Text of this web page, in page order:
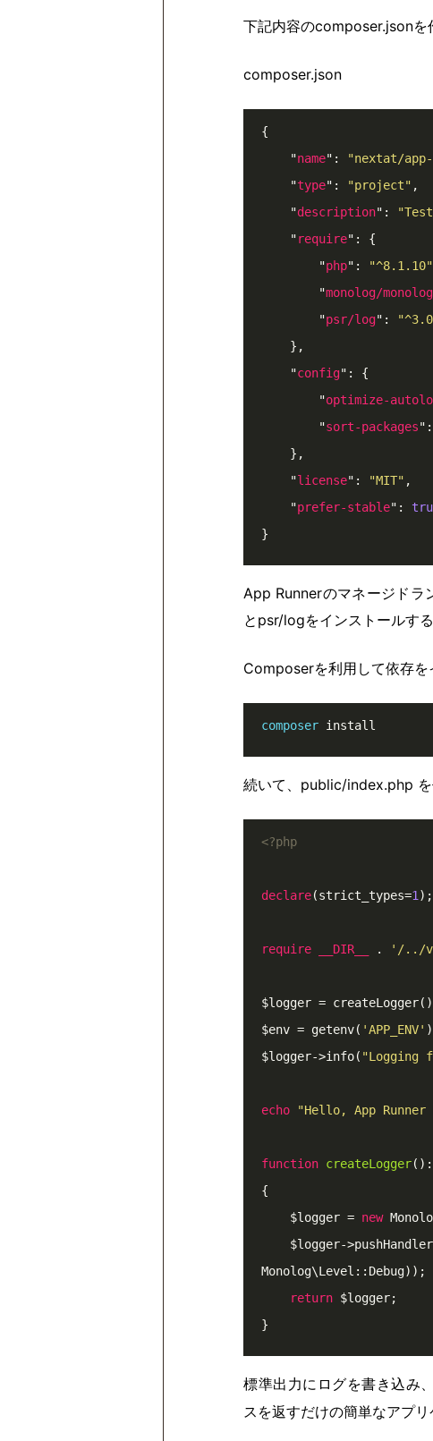
下記内容のcomposer.jsonを
composer.json
{
    "
name": "nextat/app-
    "
type": "project" ,
    "
description":
    "
require": {
        "
php": "^8.1.10"
        "
monolog/monolog
        "
psr/log":
    "
config": {
        "
optimize-
        "
sort-packages":
    "
license": "MIT" ,
    "
prefer-stable":
}
App Runnerのマネージド
とpsr/logをインストールする
Composerを利用して依存を
composer install
続いて、public/index.php を
<?php
declare(strict_types=1 ) ;
require __DIR__ . '/../
$logger = createLogger()
$env = getenv( 'APP_ENV' )
$logger->info( "Logging
echo "Hello, App Runner
function createLogger() :
{
$logger = new M
$logger-
Monolog\L evel:: Debug)) ;
return $logger;
}
標準出力にログを書き込み、
スを返すだけの簡単なアプリ